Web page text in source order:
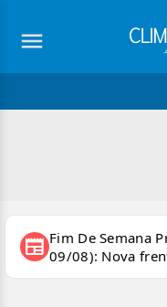
newspaper Fim De Semana
09/08): Nova
para áreas do